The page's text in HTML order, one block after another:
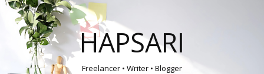
HAPSARI
Freelancer • Writer • Blogger